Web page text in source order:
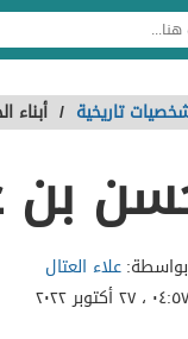
تاريخية /
علاء العتال
٠٤:٥٧ ، ٢٧ أكتوبر ٢٠٢٢